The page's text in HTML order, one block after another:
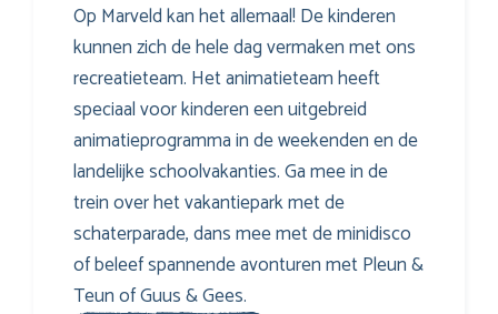
Op Marveld kan het allemaal! De kinderen
kunnen zich de hele dag vermaken met ons
recreatieteam. Het animatieteam heeft
speciaal voor kinderen een uitgebreid
animatieprogramma in de weekenden en de
landelijke schoolvakanties. Ga mee in de
trein over het vakantiepark met de
schaterparade, dans mee met de minidisco
of beleef spannende avonturen met Pleun &
Teun of Guus & Gees.